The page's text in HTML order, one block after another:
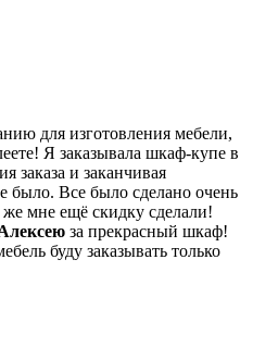
для изготовления мебели,
Я заказывала шкаф-купе в
заказа и заканчивая
было. Все было сделано очень
мне ещё скидку сделали!
за прекрасный шкаф!
буду заказывать только